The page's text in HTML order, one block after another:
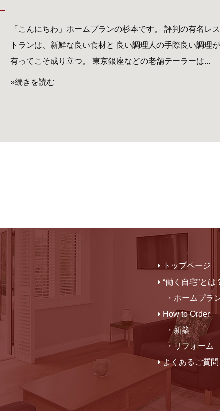
「こんにちわ」ホームプランの杉本です。 評判の有名レス
トランは、新鮮な良い食材と 良い調理人の手際良い調理が
有ってこそ成り立つ。 東京銀座などの老舗テーラーは...
»続きを読む
トップページ
“働く自宅”とは
・ホームプラ
How to Order
・新築
・リフォーム
よくあるご質問